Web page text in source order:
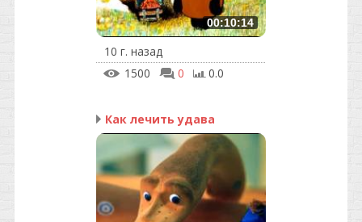
00:10:14
10 г. назад
1500
0 0.0
Как лечить удава